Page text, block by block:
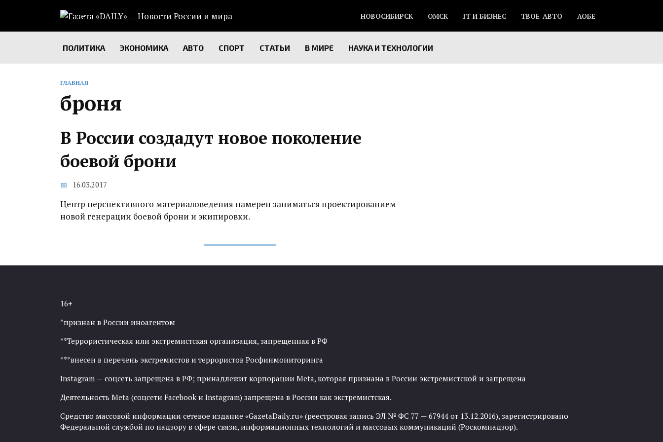
содержанию
НОВОСИБИРСК ОМСК IT И БИЗНЕС ТВОЕ-АВТО АОБЕ
ПОЛИТИКА ЭКОНОМИКА АВТО СПОРТ СТАТЬИ В МИРЕ НАУКА И ТЕХНОЛОГИИ
ГЛАВНАЯ
броня
В России создадут новое поколение
боевой брони
16.03.2017
Центр перспективного материаловедения намерен заниматься проектированием
новой генерации боевой брони и экипировки.
16+
*признан в России иноагентом
**Террористическая или экстремистская организация, запрещенная в РФ
***внесен в перечень экстремистов и террористов Росфинмониторинга
Instagram — соцсеть запрещена в РФ; принадлежит корпорации Meta, которая признана в России экстремистской и запрещена
Деятельность Meta (соцсети Facebook и Instagram) запрещена в России как экстремистская.
Средство массовой информации сетевое издание «GazetaDaily.ru» (реестровая запись ЭЛ № ФС 77 — 67944 от 13.12.2016), зарегистрировано
Федеральной службой по надзору в сфере связи, информационных технологий и массовых коммуникаций (Роскомнадзор).